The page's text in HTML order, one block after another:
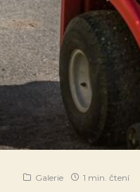
Galerie 1 min. čtení